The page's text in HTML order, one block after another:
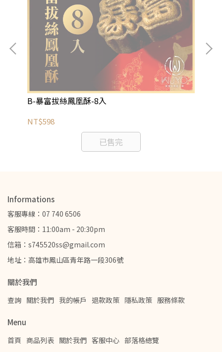
B-暴富拔絲鳳凰酥-8入
NT$598
已售完
Informations
客服專線：07 740 6506
客服時間：11:00am - 20:30pm
信箱：s745520ss@gmail.com
地址：高雄市鳳山區青年路一段306號
關於我們
查詢 關於我們 我的帳戶 退款政策 隱私政策 服務條款
Menu
首頁 商品列表 關於我們 客服中心 部落格總覽